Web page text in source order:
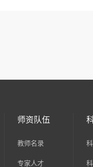
师资队伍
教师名录
专家人才